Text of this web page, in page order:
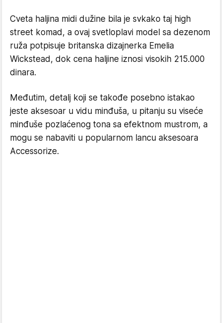
Cveta haljina midi dužine bila je svkako taj high
street komad, a ovaj svetloplavi model sa dezenom
ruža potpisuje britanska dizajnerka Emelia
Wickstead, dok cena haljine iznosi visokih 215.000
dinara.
Međutim, detalj koji se takođe posebno istakao
jeste aksesoar u vidu minđuša, u pitanju su viseće
minđuše pozlaćenog tona sa efektnom mustrom, a
mogu se nabaviti u popularnom lancu aksesoara
Accessorize.